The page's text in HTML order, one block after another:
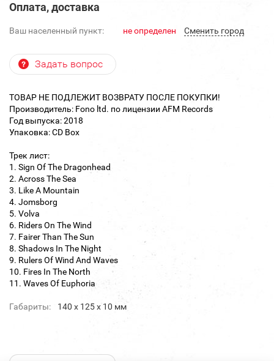
Оплата, доставка
Ваш населенный пункт: не определен Cменить город
Задать вопрос
ТОВАР НЕ ПОДЛЕЖИТ ВОЗВРАТУ ПОСЛЕ ПОКУПКИ!
Производитель: Fono ltd. по лицензии AFM Records
Год выпуска: 2018
Упаковка: CD Box
Трек лист:
1. Sign Of The Dragonhead
2. Across The Sea
3. Like A Mountain
4. Jomsborg
5. Volva
6. Riders On The Wind
7. Fairer Than The Sun
8. Shadows In The Night
9. Rulers Of Wind And Waves
10. Fires In The North
11. Waves Of Euphoria
Габариты: 140 х 125 х 10 мм